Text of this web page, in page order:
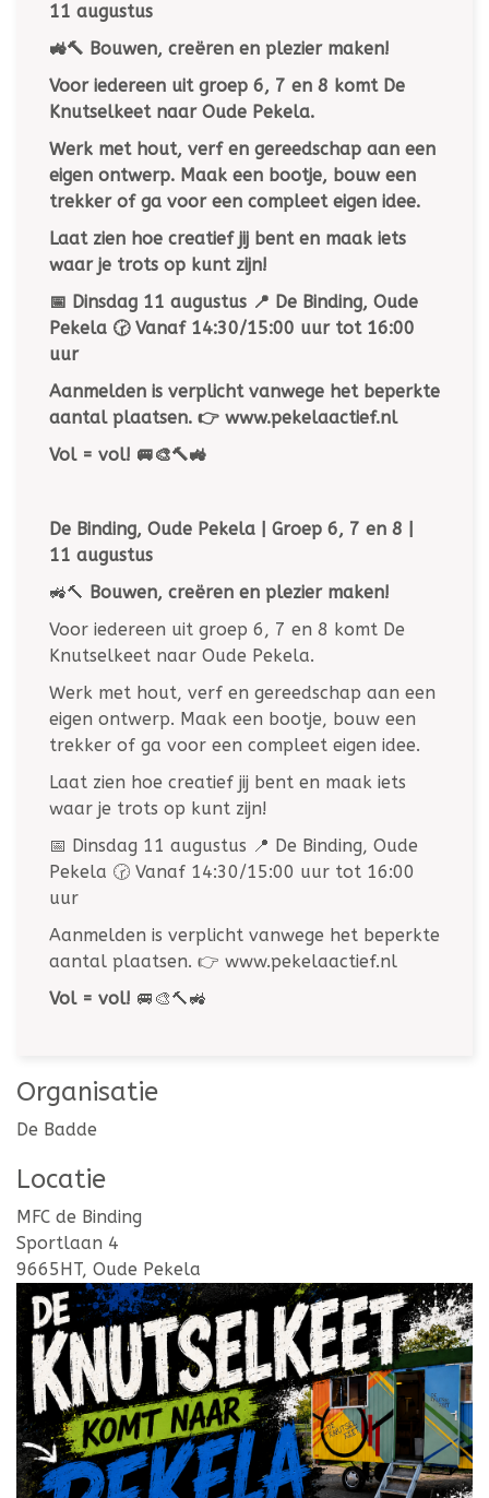
11 augustus
🚜🔨 Bouwen, creëren en plezier maken!
Voor iedereen uit groep 6, 7 en 8 komt De
Knutselkeet naar Oude Pekela.
Werk met hout, verf en gereedschap aan een
eigen ontwerp. Maak een bootje, bouw een
trekker of ga voor een compleet eigen idee.
Laat zien hoe creatief jij bent en maak iets
waar je trots op kunt zijn!
📅 Dinsdag 11 augustus 📍 De Binding, Oude
Pekela 🕝 Vanaf 14:30/15:00 uur tot 16:00
uur
Aanmelden is verplicht vanwege het beperkte
aantal plaatsen. 👉 www.pekelaactief.nl
Vol = vol! 🚐🎨🔨🚜
De Binding, Oude Pekela | Groep 6, 7 en 8 |
11 augustus
🚜🔨 Bouwen, creëren en plezier maken!
Voor iedereen uit groep 6, 7 en 8 komt De
Knutselkeet naar Oude Pekela.
Werk met hout, verf en gereedschap aan een
eigen ontwerp. Maak een bootje, bouw een
trekker of ga voor een compleet eigen idee.
Laat zien hoe creatief jij bent en maak iets
waar je trots op kunt zijn!
📅 Dinsdag 11 augustus 📍 De Binding, Oude
Pekela 🕝 Vanaf 14:30/15:00 uur tot 16:00
uur
Aanmelden is verplicht vanwege het beperkte
aantal plaatsen. 👉 www.pekelaactief.nl
Vol = vol! 🚐🎨🔨🚜
Organisatie
De Badde
Locatie
MFC de Binding
Sportlaan 4
9665HT, Oude Pekela